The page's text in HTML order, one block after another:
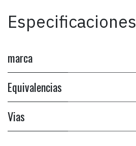
Especificaciones
marca
Equivalencias
Vias